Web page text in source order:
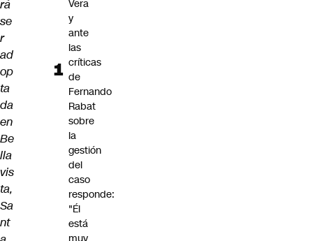
rá
se
r
ad
op
ta
da
en
Be
lla
vis
ta,
Sa
nt
Vera
y
ante
las
críticas
de
Fernando
Rabat
sobre
la
gestión
del
caso
responde:
"Él
está
muy